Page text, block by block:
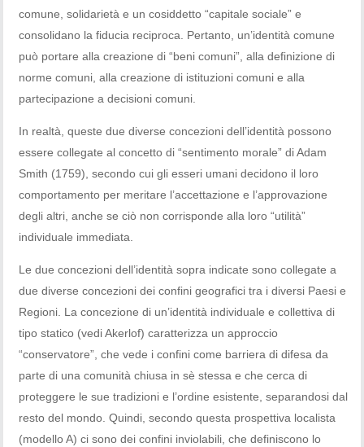
comune, solidarietà e un cosiddetto “capitale sociale” e
consolidano la fiducia reciproca. Pertanto, un’identità comune
può portare alla creazione di “beni comuni”, alla definizione di
norme comuni, alla creazione di istituzioni comuni e alla
partecipazione a decisioni comuni.
In realtà, queste due diverse concezioni dell’identità possono
essere collegate al concetto di “sentimento morale” di Adam
Smith (1759), secondo cui gli esseri umani decidono il loro
comportamento per meritare l’accettazione e l’approvazione
degli altri, anche se ciò non corrisponde alla loro “utilità”
individuale immediata.
Le due concezioni dell’identità sopra indicate sono collegate a
due diverse concezioni dei confini geografici tra i diversi Paesi e
Regioni. La concezione di un’identità individuale e collettiva di
tipo statico (vedi Akerlof) caratterizza un approccio
“conservatore”, che vede i confini come barriera di difesa da
parte di una comunità chiusa in sè stessa e che cerca di
proteggere le sue tradizioni e l’ordine esistente, separandosi dal
resto del mondo. Quindi, secondo questa prospettiva localista
(modello A) ci sono dei confini inviolabili, che definiscono lo